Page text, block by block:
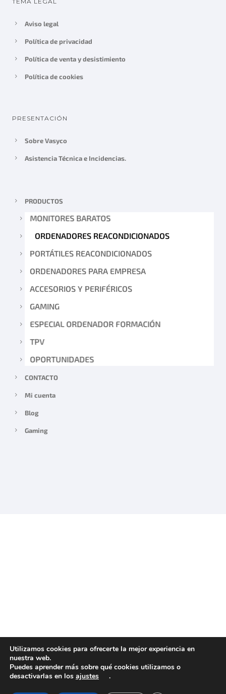
Aviso legal
Política de privacidad
Política de venta y desistimiento
Política de cookies
PRESENTACIÓN
Sobre Vasyco
Asistencia Técnica e Incidencias.
PRODUCTOS
MONITORES BARATOS
ORDENADORES REACONDICIONADOS
PORTÁTILES REACONDICIONADOS
ORDENADORES PARA EMPRESA
ACCESORIOS Y PERIFÉRICOS
GAMING
ESPECIAL ORDENADOR FORMACIÓN
TPV
OPORTUNIDADES
CONTACTO
Mi cuenta
Blog
Gaming
Utilizamos cookies para ofrecerte la mejor experiencia en
nuestra web.
Puedes aprender más sobre qué cookies utilizamos o
desactivarlas en los ajustes .